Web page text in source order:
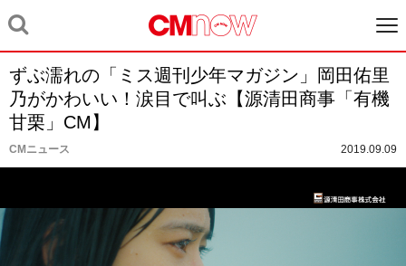
ずぶ濡れの「ミス週刊少年マガジン」岡田佑里
乃がかわいい！涙目で叫ぶ【源清田商事「有機
甘栗」CM】
CMニュース 2019.09.09